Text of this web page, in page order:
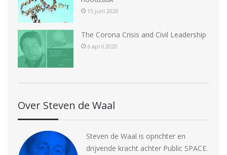
15 juni 2020
The Corona Crisis and Civil Leadership
6 april 2020
Over Steven de Waal
Steven de Waal is oprichter en
drijvende kracht achter Public SPACE.